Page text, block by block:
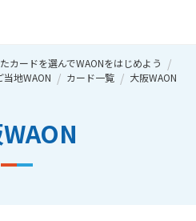
カードを選んでWAONをはじめよう
当地WAON
カード一覧 大阪WAON